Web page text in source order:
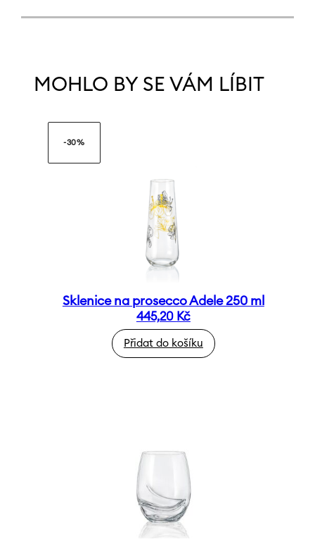
MOHLO BY SE VÁM LÍBIT
-30%
Sklenice na prosecco Adele 250 ml
445,20 Kč
Přidat do košíku